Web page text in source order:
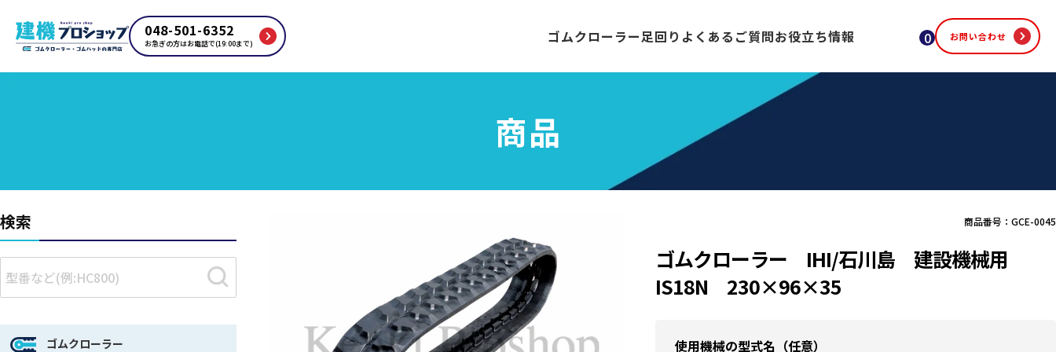
048-501-6352
お急ぎの方はお電話で(19:00まで) ゴムクローラー足回り よくあるご質問お役立ち情報 0 お問い合わせ
商品
商品番号：GCE-0045
ゴムクローラー IHI/石川島 建設機械用
IS18N 230×96×35
使用機械の型式名（任意）
検索
ゴムクローラー